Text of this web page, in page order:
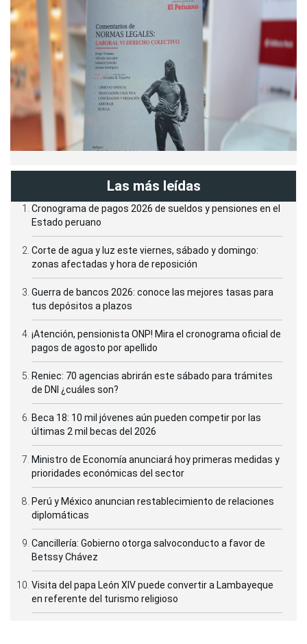
Las más leídas
Cronograma de pagos 2026 de sueldos y pensiones en el
Estado peruano
Corte de agua y luz este viernes, sábado y domingo:
zonas afectadas y hora de reposición
Guerra de bancos 2026: conoce las mejores tasas para
tus depósitos a plazos
¡Atención, pensionista ONP! Mira el cronograma oficial de
pagos de agosto por apellido
Reniec: 70 agencias abrirán este sábado para trámites
de DNI ¿cuáles son?
Beca 18: 10 mil jóvenes aún pueden competir por las
últimas 2 mil becas del 2026
Ministro de Economía anunciará hoy primeras medidas y
prioridades económicas del sector
Perú y México anuncian restablecimiento de relaciones
diplomáticas
Cancillería: Gobierno otorga salvoconducto a favor de
Betssy Chávez
Visita del papa León XIV puede convertir a Lambayeque
en referente del turismo religioso